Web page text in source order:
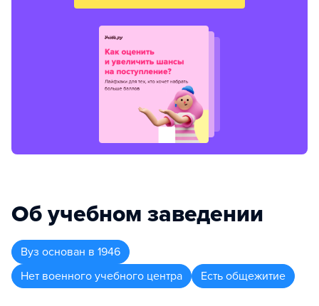
Об учебном заведении
Вуз основан в 1946
Нет военного учебного центра
Есть общежитие